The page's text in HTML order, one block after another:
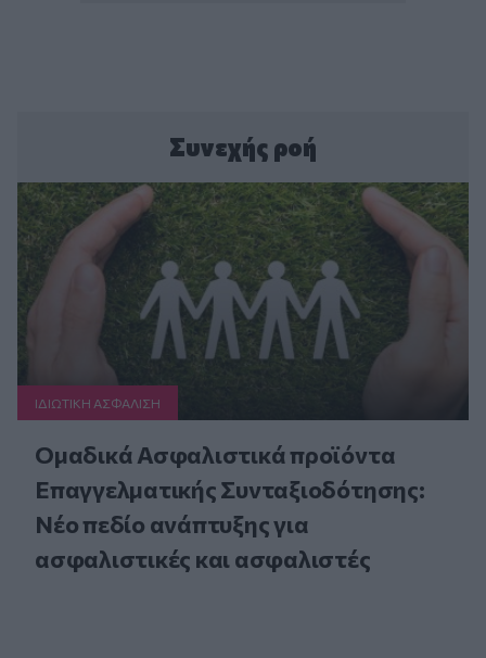
Συνεχής ροή
ΙΔΙΩΤΙΚΗ ΑΣΦAΛΙΣΗ
Ομαδικά Ασφαλιστικά προϊόντα
Επαγγελματικής Συνταξιοδότησης:
Νέο πεδίο ανάπτυξης για
ασφαλιστικές και ασφαλιστές